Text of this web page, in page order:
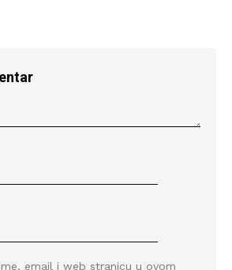
email i web stranicu u ovom